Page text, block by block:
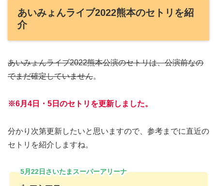
あいみょんライブ2022熊本のセトリを紹
介
あいみょんライブ2022熊本公演のセトリは、公演前なの
でまだ確定していません。
※6月4日・5日のセトリを更新しました。
分かり次第更新したいと思いますので、参考までに直近の
セトリを紹介しますね。
5月22日さいたまスーパーアリーナ